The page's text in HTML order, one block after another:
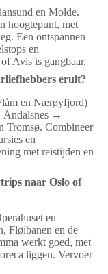
en Molde.
hoogtepunt, met
Een ontspannen
en
Avis is gangbaar.
eruit?
en Nærøyfjord)
→
Tromsø. Combineer
en
met reistijden en
naar Oslo of
en
Fløibanen en de
werkt goed, met
liggen. Vervoer